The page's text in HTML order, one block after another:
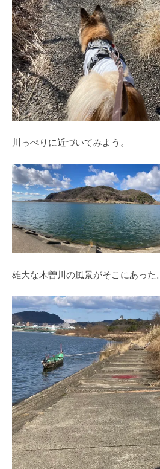
川っぺりに近づいてみよう。
雄大な木曽川の風景がそこにあった。